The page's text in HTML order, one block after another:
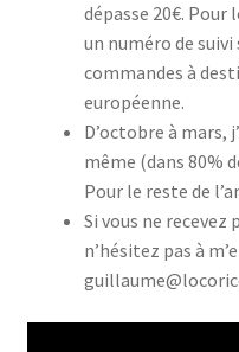
dépasse 20€. Pour
un numéro de
commandes à
européenne.
D’octobre à mars,
même (dans 80%
Pour le reste de
Si vous ne
n’hésitez pas à